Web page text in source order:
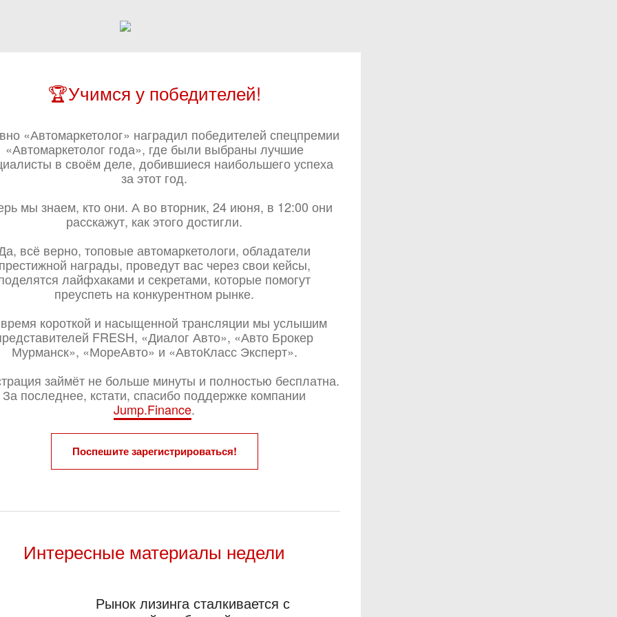
🏆Учимся у победителей!
«Автомаркетолог» наградил победителей спецпремии
«Автомаркетолог года», где были выбраны лучшие
в своём деле, добившиеся наибольшего успеха
за этот год.
мы знаем, кто они. А во вторник, 24 июня, в 12:00 они
расскажут, как этого достигли.
всё верно, топовые автомаркетологи, обладатели
награды, проведут вас через свои кейсы,
лайфхаками и секретами, которые помогут
преуспеть на конкурентном рынке.
короткой и насыщенной трансляции мы услышим
FRESH, «Диалог Авто», «Авто Брокер
Мурманск», «МореАвто» и «АвтоКласс Эксперт».
займёт не больше минуты и полностью бесплатна.
За последнее, кстати, спасибо поддержке компании
Jump.Finance.
Поспешите зарегистрироваться!
Интересные материалы недели
Рынок лизинга сталкивается с